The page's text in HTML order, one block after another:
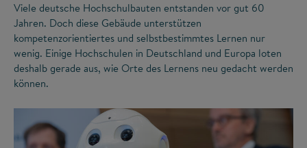
Viele deutsche Hochschulbauten entstanden vor gut 60
Jahren. Doch diese Gebäude unterstützen
kompetenzorientiertes und selbstbestimmtes Lernen nur
wenig. Einige Hochschulen in Deutschland und Europa loten
deshalb gerade aus, wie Orte des Lernens neu gedacht werden
können.